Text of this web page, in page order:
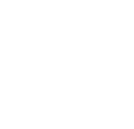
видом: